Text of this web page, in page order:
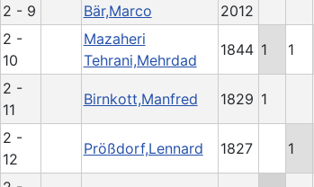
2 - 9
Bär,Marco 2012
2 -
10
Mazaheri
Tehrani,Mehrdad
1844 1 1
2 -
11
Birnkott,Manfred 1829 1
2 -
12
Prößdorf,Lennard 1827 1